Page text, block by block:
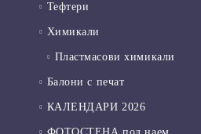
Тефтери
Химикали
Пластмасови химикали
Балони с печат
КАЛЕНДАРИ 2026